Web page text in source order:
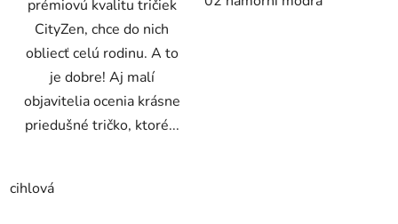
prémiovú kvalitu tričiek
CityZen, chce do nich
obliecť celú rodinu. A to
je dobre! Aj malí
objavitelia ocenia krásne
priedušné tričko, ktoré...
cihlová